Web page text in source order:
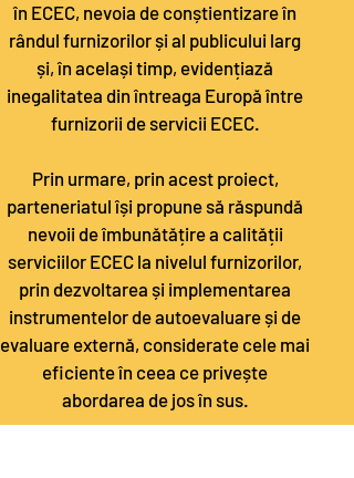
în ECEC, nevoia de conștientizare în
rândul furnizorilor și al publicului larg
și, în același timp, evidențiază
inegalitatea din întreaga Europă între
furnizorii de servicii ECEC.
Prin urmare, prin acest proiect,
parteneriatul își propune să răspundă
nevoii de îmbunătățire a calității
serviciilor ECEC la nivelul furnizorilor,
prin dezvoltarea și implementarea
instrumentelor de autoevaluare și de
evaluare externă, considerate cele mai
eficiente în ceea ce privește
abordarea de jos în sus.